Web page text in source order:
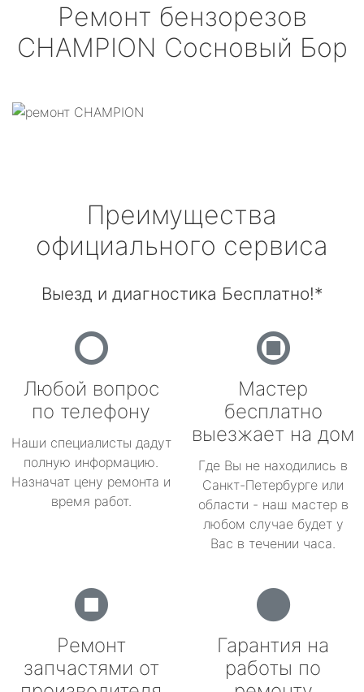
Ремонт бензорезов
CHAMPION Сосновый Бор
Преимущества
официального сервиса
Выезд и диагностика Бесплатно!*
Любой вопрос
по телефону
Наши специалисты дадут
полную информацию.
Назначат цену ремонта и
время работ.
Мастер
бесплатно
выезжает на дом
Где Вы не находились в
Санкт-Петербурге или
области - наш мастер в
любом случае будет у
Вас в течении часа.
Ремонт
запчастями от
Гарантия на
работы по